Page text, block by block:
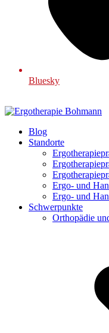
Bluesky
Blog
Standorte
Ergo- und
Ergo- und
Schwerpunkte
Orthopädie